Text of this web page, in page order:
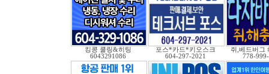
킹콩 쿨링&히팅
6043291086
포스*카드*키오스크
604-297-2021
쥐,베드버그
778-